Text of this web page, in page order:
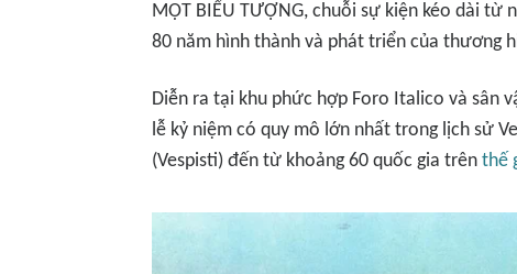
MỘT BIỂU TƯỢNG, chuỗi sự kiện kéo dài
80 năm hình thành và phát triển của thương
Diễn ra tại khu phức hợp Foro Italico và sân
lễ kỷ niệm có quy mô lớn nhất trong lịch sử
(Vespisti) đến từ khoảng 60 quốc gia trên thế